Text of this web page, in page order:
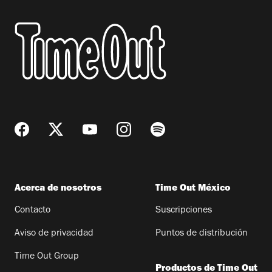
Acerca de nosotros
Contacto
Aviso de privacidad
Time Out Group
Time Out México
Suscripciones
Puntos de distribución
Productos de Time Out